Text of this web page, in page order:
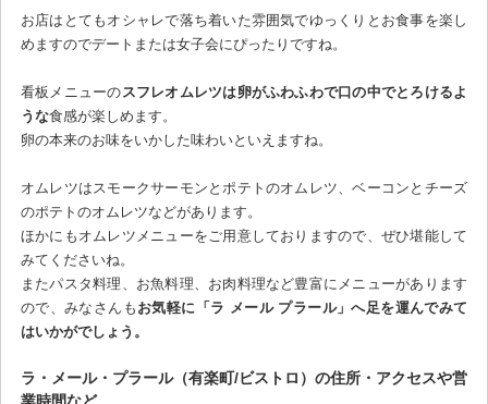
お店はとてもオシャレで落ち着いた雰囲気でゆっくりとお食事を楽し
めますのでデートまたは女子会にぴったりですね。
看板メニューのスフレオムレツは卵がふわふわで口の中でとろけるよ
うな食感が楽しめます。
卵の本来のお味をいかした味わいといえますね。
オムレツはスモークサーモンとポテトのオムレツ、ベーコンとチーズ
のポテトのオムレツなどがあります。
ほかにもオムレツメニューをご用意しておりますので、ぜひ堪能して
みてくださいね。
またパスタ料理、お魚料理、お肉料理など豊富にメニューがあります
ので、みなさんも お気軽に「ラ メール プラール」へ足を運んでみて
はいかがでしょう。
ラ・メール・プラール（有楽町/ビストロ）の住所・アクセスや営